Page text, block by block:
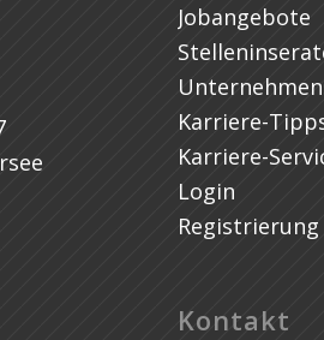
Jobangebote
Karriere-
Karriere-
Login
Registrierung
Kontakt